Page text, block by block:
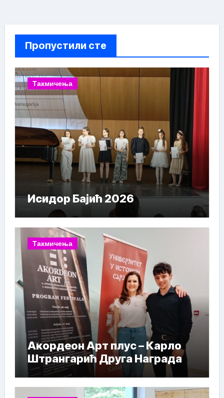
Пропустили сте
Такмичења
Исидор Бајић 2026
Такмичења
Акордеон Арт плус – Карло
Штрангарић Друга Награда